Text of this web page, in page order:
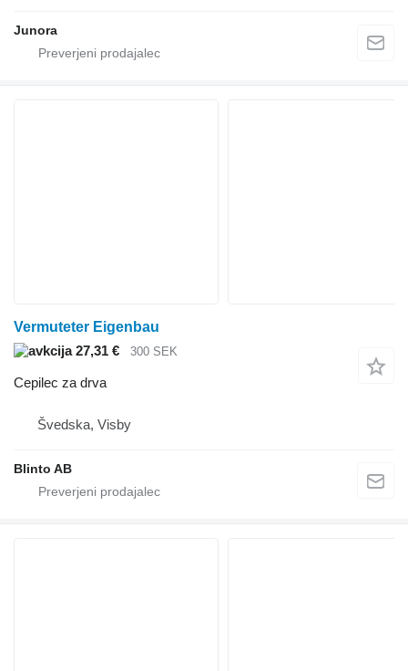
Junora
Vermuteter Eigenbau
27,31 €
300 SEK
Cepilec za drva
Švedska, Visby
Blinto AB